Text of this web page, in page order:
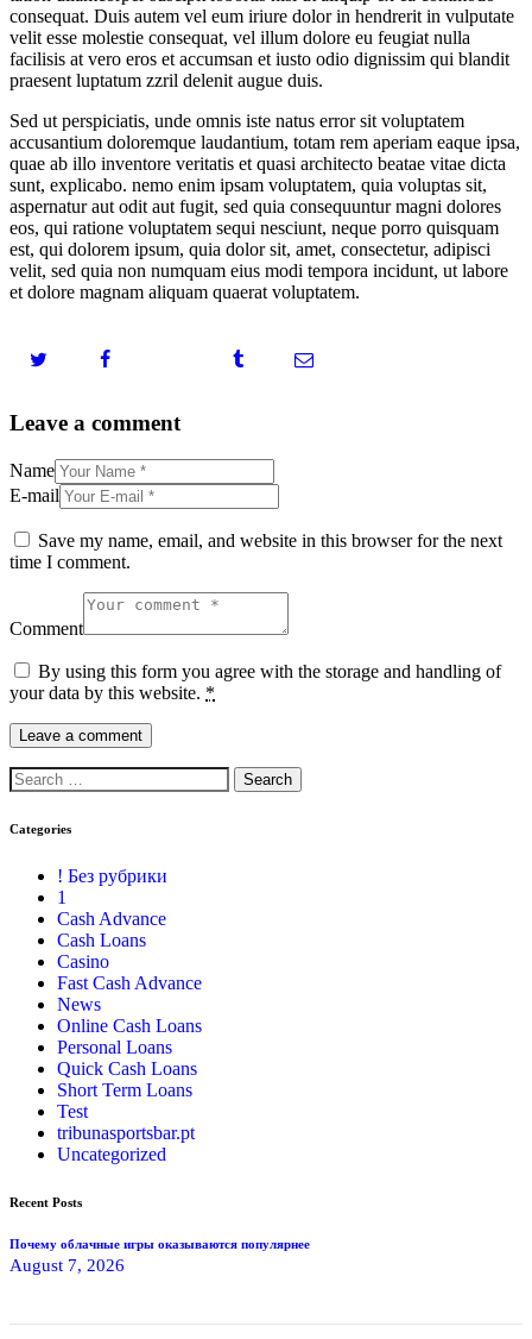
consequat. Duis autem vel eum iriure dolor in hendrerit in vulputate
velit esse molestie consequat, vel illum dolore eu feugiat nulla
facilisis at vero eros et accumsan et iusto odio dignissim qui blandit
praesent luptatum zzril delenit augue duis.
Sed ut perspiciatis, unde omnis iste natus error sit voluptatem
accusantium doloremque laudantium, totam rem aperiam eaque ipsa,
quae ab illo inventore veritatis et quasi architecto beatae vitae dicta
sunt, explicabo. nemo enim ipsam voluptatem, quia voluptas sit,
aspernatur aut odit aut fugit, sed quia consequuntur magni dolores
eos, qui ratione voluptatem sequi nesciunt, neque porro quisquam
est, qui dolorem ipsum, quia dolor sit, amet, consectetur, adipisci
velit, sed quia non numquam eius modi tempora incidunt, ut labore
et dolore magnam aliquam quaerat voluptatem.
Leave a comment
Name
E-mail
Save my name, email, and website in this browser for the next
time I comment.
Comment
By using this form you agree with the storage and handling of
your data by this website. *
Categories
! Без рубрики
1
Cash Advance
Cash Loans
Casino
Fast Cash Advance
News
Online Cash Loans
Personal Loans
Quick Cash Loans
Short Term Loans
Test
tribunasportsbar.pt
Uncategorized
Recent Posts
Почему облачные игры оказываются популярнее
August 7, 2026